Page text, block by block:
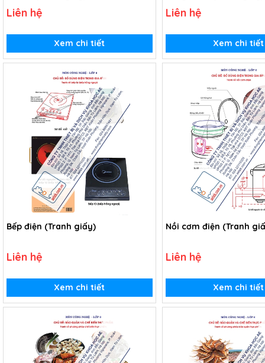
Liên hệ
Xem chi tiết
Liên hệ
Xem chi tiết
Bếp điện (Tranh giấy)
Liên hệ
Xem chi tiết
Nồi cơm điện (Tranh
Liên hệ
Xem chi tiết